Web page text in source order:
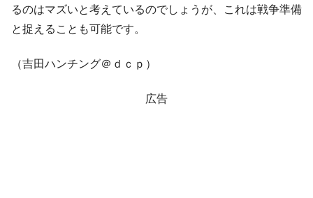
るのはマズいと考えているのでしょうが、これは戦争準備
と捉えることも可能です。
（吉田ハンチング＠ｄｃｐ）
広告